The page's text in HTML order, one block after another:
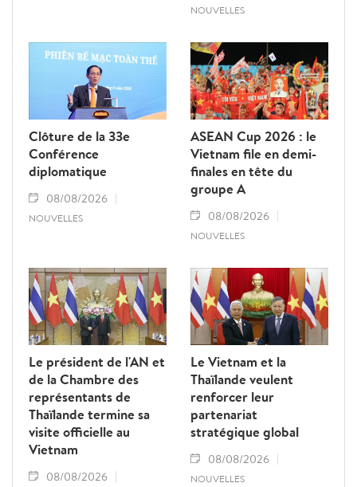
NOUVELLES
Clôture de la 33e
Conférence
diplomatique
08/08/2026
NOUVELLES
ASEAN Cup 2026 : le
Vietnam file en demi-
finales en tête du
groupe A
08/08/2026
NOUVELLES
Le président de l'AN et
de la Chambre des
représentants de
Thaïlande termine sa
visite officielle au
Vietnam
08/08/2026
Le Vietnam et la
Thaïlande veulent
renforcer leur
partenariat
stratégique global
08/08/2026
NOUVELLES